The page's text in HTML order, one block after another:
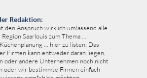
Redaktion:
den Anspruch wirklich umfassend alle
Saarlouis zum Thema ...
... hier zu listen. Das
Firmen kann entweder daran liegen,
oder andere Unternehmen noch nicht
oder wir bestimmte Firmen einfach